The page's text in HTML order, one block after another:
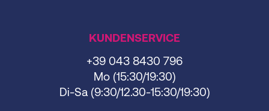
KUNDENSERVICE
+39 043 8430 796
Mo (15:30/19:30)
Di-Sa (9:30/12.30-15:30/19:30)